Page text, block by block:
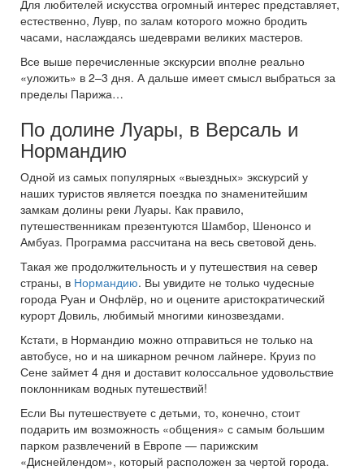
Для любителей искусства огромный интерес представляет,
естественно, Лувр, по залам которого можно бродить
часами, наслаждаясь шедеврами великих мастеров.
Все выше перечисленные экскурсии вполне реально
«уложить» в 2–3 дня. А дальше имеет смысл выбраться за
пределы Парижа…
По долине Луары, в Версаль и
Нормандию
Одной из самых популярных «выездных» экскурсий у
наших туристов является поездка по знаменитейшим
замкам долины реки Луары. Как правило,
путешественникам презентуются Шамбор, Шенонсо и
Амбуаз. Программа рассчитана на весь световой день.
Такая же продолжительность и у путешествия на север
страны, в Нормандию. Вы увидите не только чудесные
города Руан и Онфлёр, но и оцените аристократический
курорт Довиль, любимый многими кинозвездами.
Кстати, в Нормандию можно отправиться не только на
автобусе, но и на шикарном речном лайнере. Круиз по
Сене займет 4 дня и доставит колоссальное удовольствие
поклонникам водных путешествий!
Если Вы путешествуете с детьми, то, конечно, стоит
подарить им возможность «общения» с самым большим
парком развлечений в Европе — парижским
«Диснейлендом», который расположен за чертой города.